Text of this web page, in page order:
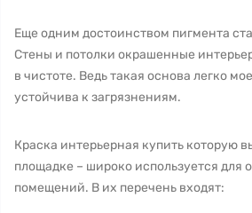
Еще одним достоинством пигмента
Стены и потолки окрашенные
в чистоте. Ведь такая основа легко
устойчива к загрязнениям.
Краска интерьерная купить которую
площадке – широко используется для
помещений. В их перечень входят: